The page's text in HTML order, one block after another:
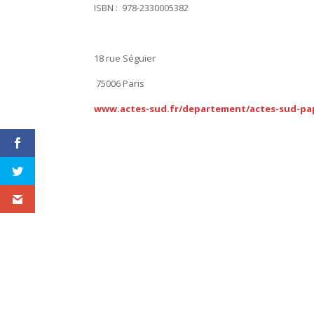
ISBN : 978-2330005382
18 rue Séguier
75006 Paris
www.actes-sud.fr/departement/actes-sud-